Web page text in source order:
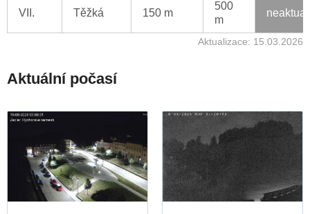
VII. Těžká 150 m
500
m
Aktualizace: 15.03.2026
Aktuální počasí